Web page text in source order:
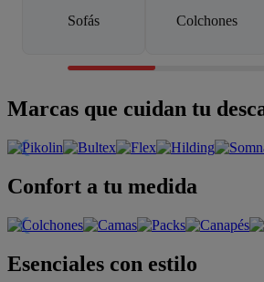
Sofás Colchones
Marcas que cuidan tu
Confort a tu medida
Esenciales con estilo